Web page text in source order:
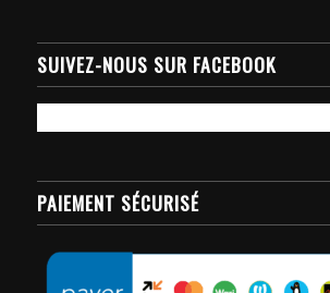
SUIVEZ-NOUS SUR FACEBOOK
PAIEMENT SÉCURISÉ